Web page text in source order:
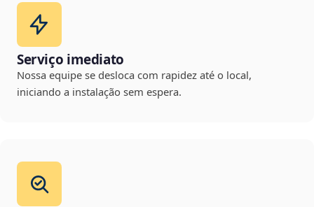
Serviço imediato
Nossa equipe se desloca com rapidez até o local,
iniciando a instalação sem espera.